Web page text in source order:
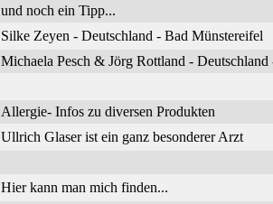
und noch ein Tipp...
Silke Zeyen - Deutschland - Bad Münstereifel
Michaela Pesch & Jörg Rottland -
Allergie- Infos zu diversen Produkten
Ullrich Glaser ist ein ganz besonderer Arzt
Hier kann man mich finden...